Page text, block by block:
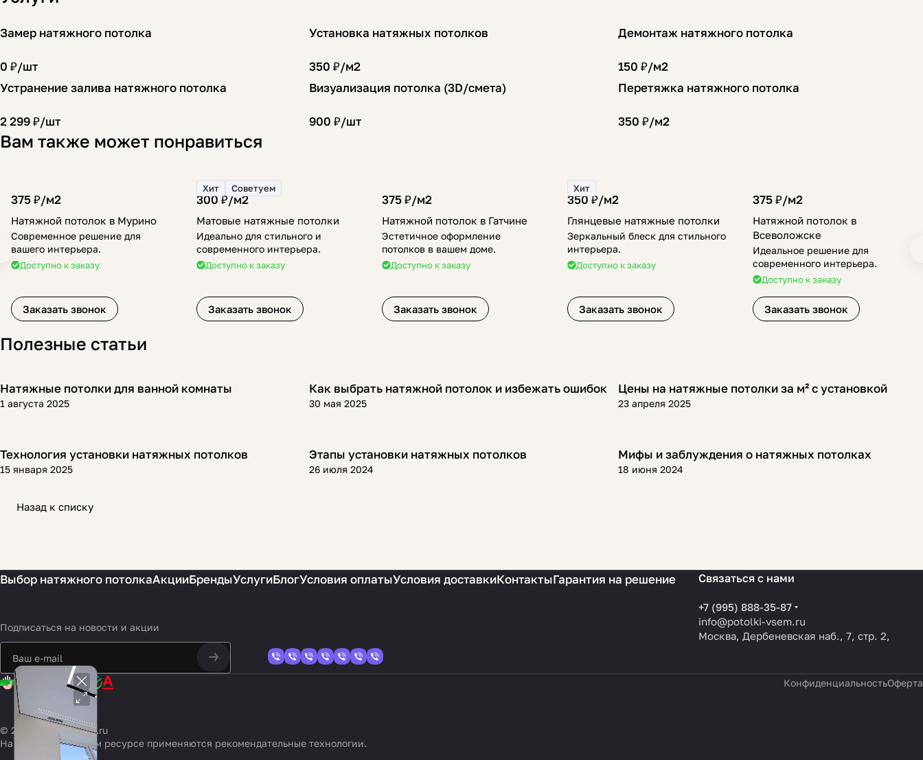
Замер натяжного потолка
0 ₽/шт
Установка натяжных потолков
350 ₽/м2
Демонтаж натяжного потолка
150 ₽/м2
Устранение залива натяжного потолка
2 299 ₽/шт
Визуализация потолка (3D/смета)
900 ₽/шт
Перетяжка натяжного потолка
350 ₽/м2
Вам также может понравиться
375 ₽/м2
Натяжной потолок в Мурино
Современное решение для
вашего интерьера.
Доступно к заказу
Заказать звонок
Хит Советуем
300 ₽/м2
Матовые натяжные потолки
Идеально для стильного и
современного интерьера.
Доступно к заказу
Заказать звонок
375 ₽/м2
Натяжной потолок в Гатчине
Эстетичное оформление
потолков в вашем доме.
Доступно к заказу
Заказать звонок
Хит
350 ₽/м2
Глянцевые натяжные потолки
Зеркальный блеск для стильного
интерьера.
Доступно к заказу
Заказать звонок
375 ₽/м2
Натяжной потолок в
Всеволожске
Идеальное решение для
современного интерьера.
Доступно к заказу
Заказать звонок
Полезные статьи
Полезная информация
Натяжные потолки для ванной комнаты
1 августа 2025
Полезная информация
Как выбрать натяжной потолок и избежать ошибок
30 мая 2025
Полезная информация
Цены на натяжные потолки за м² с установкой
23 апреля 2025
Полезная информация
Технология установки натяжных потолков
15 января 2025
Полезная информация
Этапы установки натяжных потолков
26 июля 2024
Полезная информация
Мифы и заблуждения о натяжных потолках
18 июня 2024
Назад к списку
Выбор натяжного потолкаАкцииБрендыУслугиБлогУсловия оплатыУсловия доставкиКонтактыГарантия на решение
Подписаться на новости и акции
Связаться с нами
+7 (995) 888-35-87
info@potolki-vsem.ru
Москва, Дербеневская наб., 7, стр. 2,
КонфиденциальностьОферта
© 2026 potolki-vsem.ru
На информационном ресурсе применяются рекомендательные технологии.